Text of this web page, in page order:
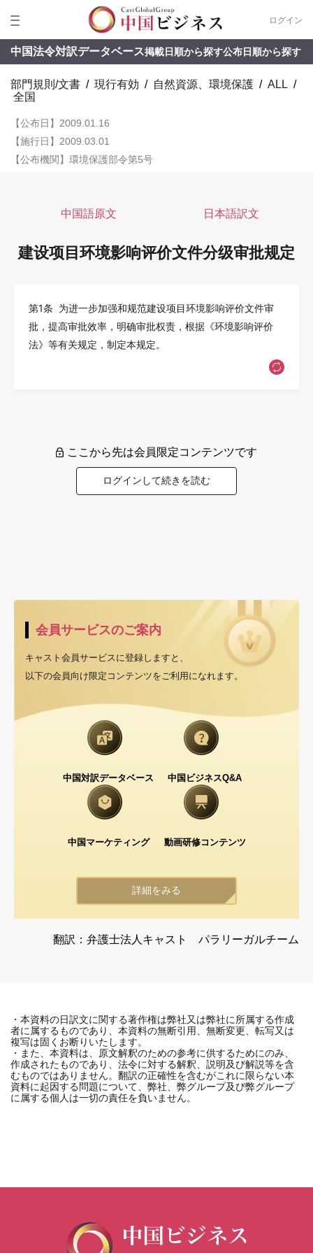
ログイン
中国法令対訳データベース掲載日順から探す公布日順から探す
部門規則/文書 / 現行有効 / 自然資源、環境保護 / ALL /
全国
【公布日】2009.01.16
【施行日】2009.03.01
【公布機関】環境保護部令第5号
中国語原文 日本語訳文
建设项目环境影响评价文件分级审批规定
第1条 为进一步加强和规范建设项目环境影响评价文件审
批，提高审批效率，明确审批权责，根据《环境影响评价
法》等有关规定，制定本规定。
ここから先は会員限定コンテンツです
ログインして続きを読む
会員サービスのご案内
キャスト会員サービスに登録しますと、
以下の会員向け限定コンテンツをご利用になれます。
中国対訳データベース 中国ビジネスQ&A
中国マーケティング 動画研修コンテンツ
詳細をみる
翻訳：弁護士法人キャスト パラリーガルチーム
・本資料の日訳文に関する著作権は弊社又は弊社に所属する作成
者に属するものであり、本資料の無断引用、無断変更、転写又は
複写は固くお断りいたします。
・また、本資料は、原文解釈のための参考に供するためにのみ、
作成されたものであり、法令に対する解釈、説明及び解説等を含
むものではありません。翻訳の正確性を含むがこれに限らない本
資料に起因する問題について、弊社、弊グループ及び弊グループ
に属する個人は一切の責任を負いません。